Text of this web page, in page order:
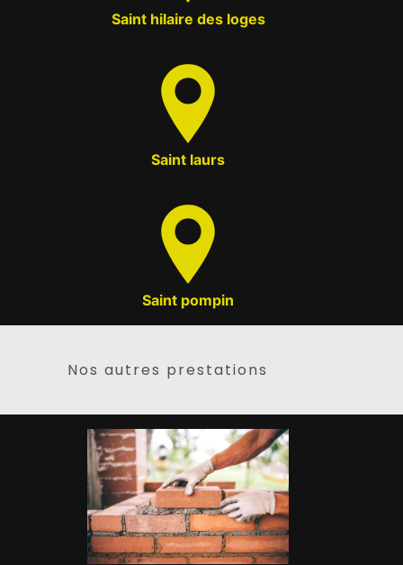
Saint hilaire des loges
Saint laurs
Saint pompin
Nos autres prestations